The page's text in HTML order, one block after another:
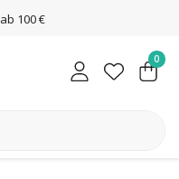
ab 100 €
0